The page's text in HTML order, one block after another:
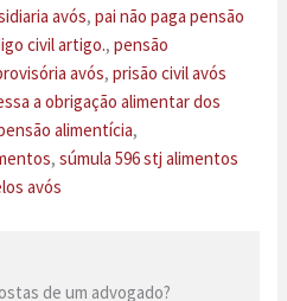
avós, pai não paga pensão
civil artigo., pensão
avós, prisão civil avós
a obrigação alimentar dos
alimentícia
, súmula 596 stj alimentos
avós
de um advogado?